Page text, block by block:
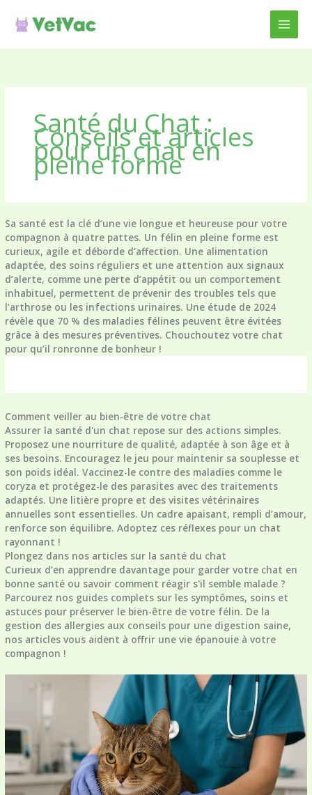
contenu
Santé du Chat :
Conseils et articles
pour un chat en
pleine forme
Sa santé est la clé d’une vie longue et heureuse pour votre
compagnon à quatre pattes. Un félin en pleine forme est
curieux, agile et déborde d’affection. Une alimentation
adaptée, des soins réguliers et une attention aux signaux
d’alerte, comme une perte d’appétit ou un comportement
inhabituel, permettent de prévenir des troubles tels que
l’arthrose ou les infections urinaires. Une étude de 2024
révèle que 70 % des maladies félines peuvent être évitées
grâce à des mesures préventives. Chouchoutez votre chat
pour qu’il ronronne de bonheur !
Comment veiller au bien-être de votre chat
Assurer la santé d'un chat repose sur des actions simples.
Proposez une nourriture de qualité, adaptée à son âge et à
ses besoins. Encouragez le jeu pour maintenir sa souplesse et
son poids idéal. Vaccinez-le contre des maladies comme le
coryza et protégez-le des parasites avec des traitements
adaptés. Une litière propre et des visites vétérinaires
annuelles sont essentielles. Un cadre apaisant, rempli d’amour,
renforce son équilibre. Adoptez ces réflexes pour un chat
rayonnant !
Plongez dans nos articles sur la santé du chat
Curieux d’en apprendre davantage pour garder votre chat en
bonne santé ou savoir comment réagir s'il semble malade ?
Parcourez nos guides complets sur les symptômes, soins et
astuces pour préserver le bien-être de votre félin. De la
gestion des allergies aux conseils pour une digestion saine,
nos articles vous aident à offrir une vie épanouie à votre
compagnon !